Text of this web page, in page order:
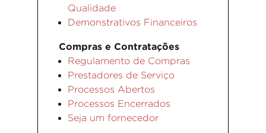
Qualidade
Demonstrativos Financeiros
Compras e Contratações
Regulamento de Compras
Prestadores de Serviço
Processos Abertos
Processos Encerrados
Seja um fornecedor